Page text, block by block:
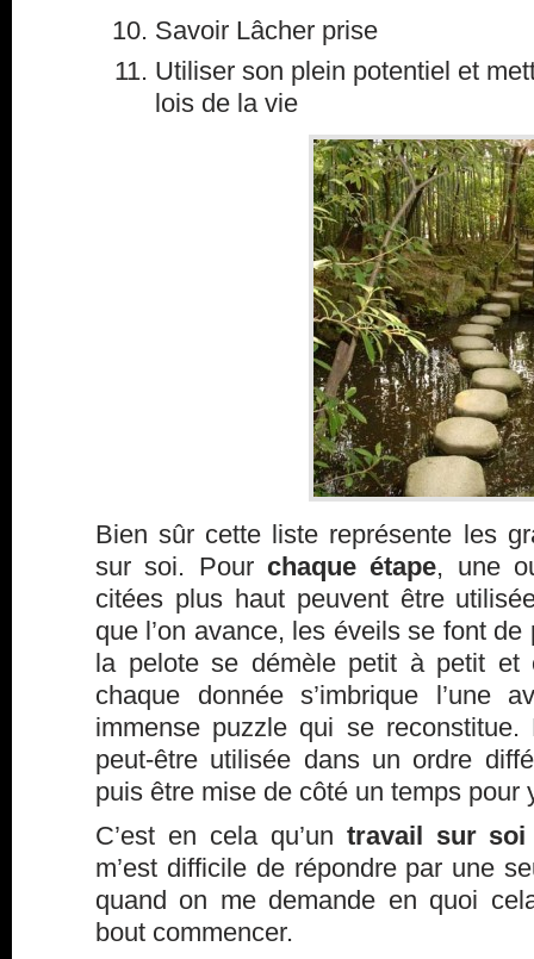
Savoir Lâcher prise
Utiliser son plein potentiel et
lois de la vie
Bien sûr cette liste représente les
sur soi. Pourchaque étape, une
citées plus haut peuvent être
que l’on avance, les éveils se font
la pelote se démèle petit à petit et
chaque donnée s’imbrique l’une
immense puzzle qui se
peut-être utilisée dans un ordre
puis être mise de côté un temps pour
C’est en cela qu’un travail sur soi
m’est difficile de répondre par une
quand on me demande en quoi
bout commencer.